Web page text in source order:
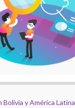
Bolivia y América Latina